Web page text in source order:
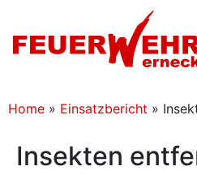
Home » Einsatzbericht »
Insekten